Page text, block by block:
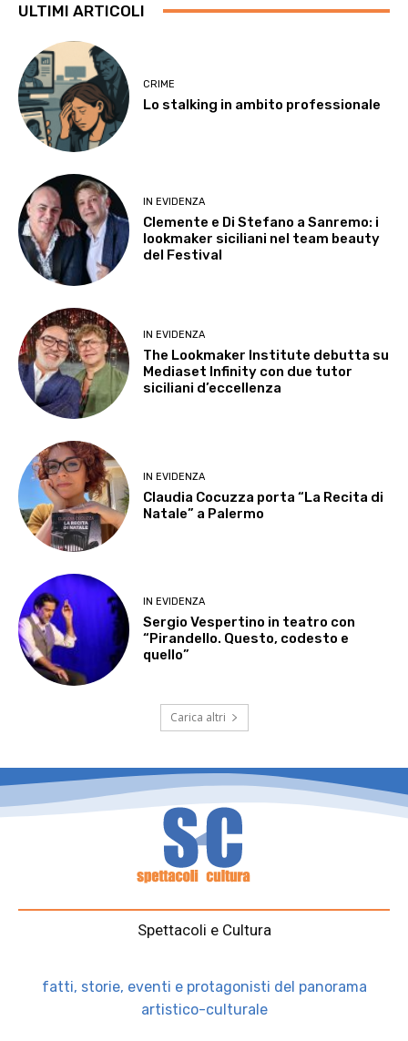
ULTIMI ARTICOLI
CRIME
Lo stalking in ambito professionale
IN EVIDENZA
Clemente e Di Stefano a Sanremo: i
lookmaker siciliani nel team beauty
del Festival
IN EVIDENZA
The Lookmaker Institute debutta su
Mediaset Infinity con due tutor
siciliani d’eccellenza
IN EVIDENZA
Claudia Cocuzza porta “La Recita di
Natale” a Palermo
IN EVIDENZA
Sergio Vespertino in teatro con
“Pirandello. Questo, codesto e
quello”
Carica altri
Spettacoli e Cultura
fatti, storie, eventi e protagonisti del panorama
artistico-culturale